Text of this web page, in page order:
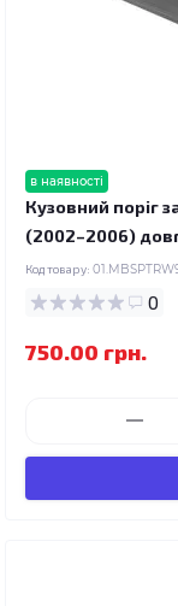
в наявності
Кузовний поріг
(2002–2006)
Код товару:
0
750.00 грн.